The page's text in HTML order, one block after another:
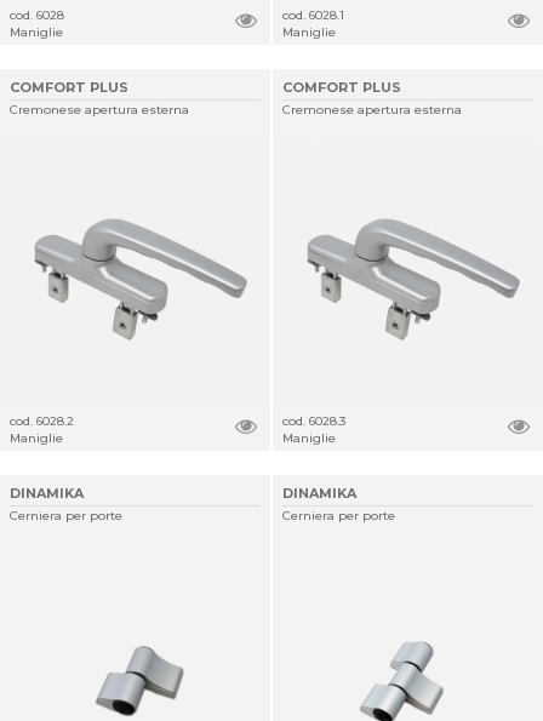
cod. 6028
Maniglie
cod. 6028.1
Maniglie
COMFORT PLUS
Cremonese apertura esterna
cod. 6028.2
Maniglie
COMFORT PLUS
Cremonese apertura esterna
cod. 6028.3
Maniglie
DINAMIKA
Cerniera per porte
DINAMIKA
Cerniera per porte